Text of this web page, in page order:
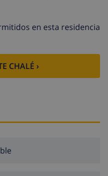
cm de longitud). Cocina
vitrocerámica,
microondas,
Salida a la terraza, al
WC. Aire
de terraza,
porche. Vista a la
secador de pelo.
aparcamiento (cubierto,
de uso privado.
en esta residencia
CHALÉ ›